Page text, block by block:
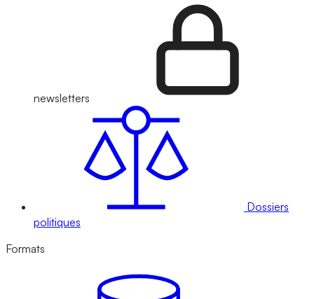
newsletters
Dossiers
politiques
Formats